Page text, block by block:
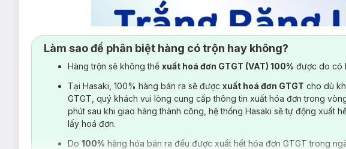
Làm sao để phân biệt hàng có trộn hay không?
Hàng trộn sẽ không thể xuất hoá đơn GTGT (VAT) 100% được do có
Tại Hasaki, 100% hàng bán ra sẽ được xuất hoá đơn GTGT cho dù
GTGT, quý khách vui lòng cung cấp thông tin xuất hóa đơn trong
phút sau khi giao hàng thành công, hệ thống Hasaki sẽ tự động xuất
lấy hoá đơn.
Do 100% hàng hóa bán ra đều được xuất hết hóa đơn GTGT trong